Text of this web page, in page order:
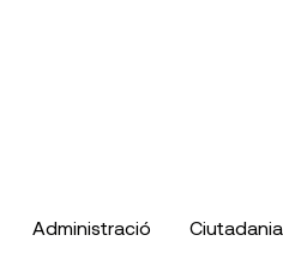
Administració Ciutadania